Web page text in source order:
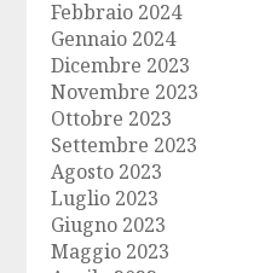
Febbraio 2024
Gennaio 2024
Dicembre 2023
Novembre 2023
Ottobre 2023
Settembre 2023
Agosto 2023
Luglio 2023
Giugno 2023
Maggio 2023